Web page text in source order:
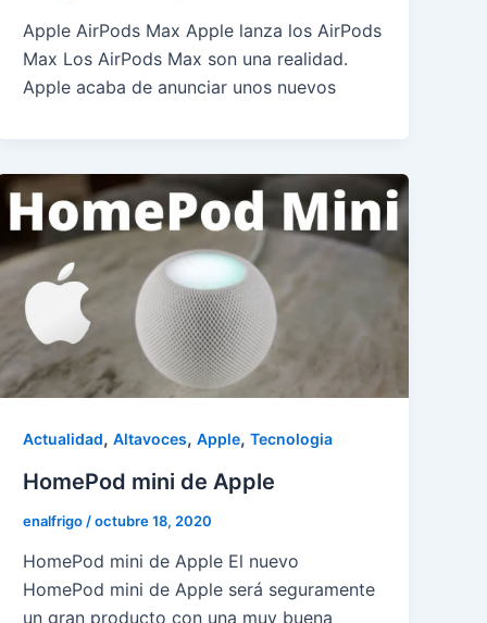
Apple AirPods Max Apple lanza los AirPods
Max Los AirPods Max son una realidad.
Apple acaba de anunciar unos nuevos
Actualidad,Altavoces,Apple,Tecnologia
HomePod mini de Apple
enalfrigo /octubre 18, 2020
HomePod mini de Apple El nuevo
HomePod mini de Apple será seguramente
un gran producto con una muy buena